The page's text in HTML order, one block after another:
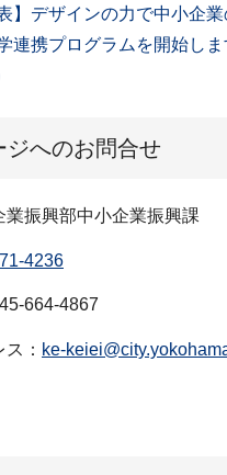
】デザインの力で中小企
連携プログラムを開始しま
ジへのお問合せ
業振興部中小企業振興課
4236
664-4867
： ke-